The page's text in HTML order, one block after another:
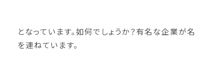
となっています。如何でしょうか？有名な企業が名
を連ねています。